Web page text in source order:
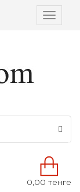
Вкл/
0,00 тенге